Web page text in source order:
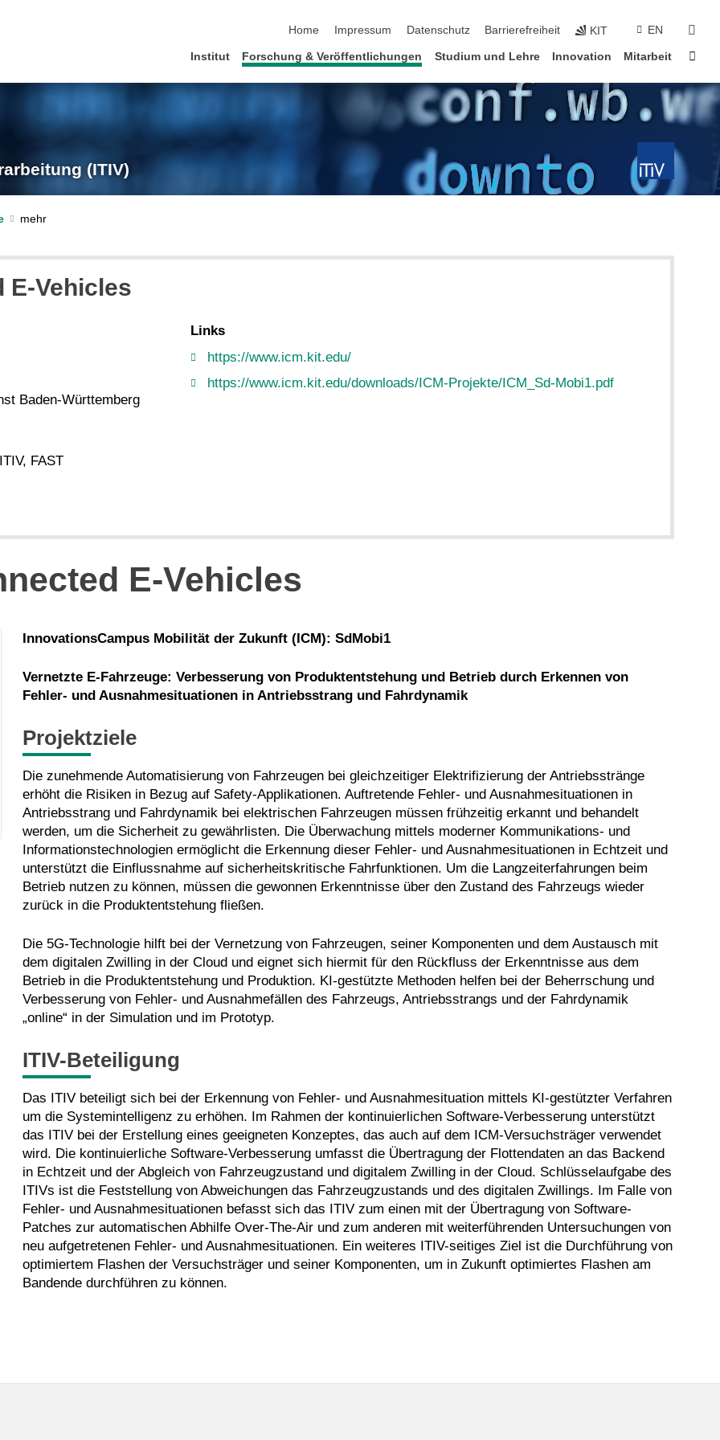
Home
Impressum Datenschutz Barrierefreiheit KIT EN
Institut Forschung & Veröffentlichungen Studium und Lehre Innovation Mitarbeit
(ITIV)
E-Vehicles
Baden-Württemberg
FAST
Links
https://www.icm.kit.edu/
https://www.icm.kit.edu/downloads/ICM-Projekte/ICM_Sd-Mobi1.pdf
E-Vehicles
InnovationsCampusMobilität der Zukunft (ICM): SdMobi1
Vernetzte E-Fahrzeuge: Verbesserung von Produktentstehung und Betrieb durch Erkennen von
Fehler- und Ausnahmesituationen in Antriebsstrang und Fahrdynamik
Projektziele
Die zunehmende Automatisierung von Fahrzeugen bei gleichzeitiger Elektrifizierung der Antriebsstränge
erhöht die Risiken in Bezug auf Safety-Applikationen. Auftretende Fehler- und Ausnahmesituationen in
Antriebsstrang und Fahrdynamik bei elektrischen Fahrzeugen müssen frühzeitig erkannt und behandelt
werden, um die Sicherheit zu gewährlisten. Die Überwachung mittels moderner Kommunikations- und
Informationstechnologien ermöglicht die Erkennung dieser Fehler- und Ausnahmesituationen in Echtzeit und
unterstützt die Einflussnahme auf sicherheitskritische Fahrfunktionen. Um die Langzeiterfahrungen beim
Betrieb nutzen zu können, müssen die gewonnen Erkenntnisse über den Zustand des Fahrzeugs wieder
zurück in die Produktentstehung fließen.
Die 5G-Technologie hilft bei der Vernetzung von Fahrzeugen, seiner Komponenten und dem Austausch mit
dem digitalen Zwilling in der Cloud und eignet sich hiermit für den Rückfluss der Erkenntnisse aus dem
Betrieb in die Produktentstehung und Produktion. KI-gestützte Methoden helfen bei der Beherrschung und
Verbesserung von Fehler- und Ausnahmefällen des Fahrzeugs, Antriebsstrangs und der Fahrdynamik
„online“ in der Simulation und im Prototyp.
ITIV-Beteiligung
Das ITIV beteiligt sich bei der Erkennung von Fehler- und Ausnahmesituation mittels KI-gestützter Verfahren
um die Systemintelligenz zu erhöhen. Im Rahmen der kontinuierlichen Software-Verbesserung unterstützt
das ITIV bei der Erstellung eines geeigneten Konzeptes, das auch auf dem ICM-Versuchsträger verwendet
wird. Die kontinuierliche Software-Verbesserung umfasst die Übertragung der Flottendaten an das Backend
in Echtzeit und der Abgleich von Fahrzeugzustand und digitalem Zwilling in der Cloud. Schlüsselaufgabe des
ITIVs ist die Feststellung von Abweichungen das Fahrzeugzustands und des digitalen Zwillings. Im Falle von
Fehler- und Ausnahmesituationen befasst sich das ITIV zum einen mit der Übertragung von Software-
Patches zur automatischen Abhilfe Over-The-Air und zum anderen mit weiterführenden Untersuchungen von
neu aufgetretenen Fehler- und Ausnahmesituationen. Ein weiteres ITIV-seitiges Ziel ist die Durchführung von
optimiertem Flashender Versuchsträger und seiner Komponenten, um in Zukunft optimiertes Flashenam
Bandendedurchführen zu können.